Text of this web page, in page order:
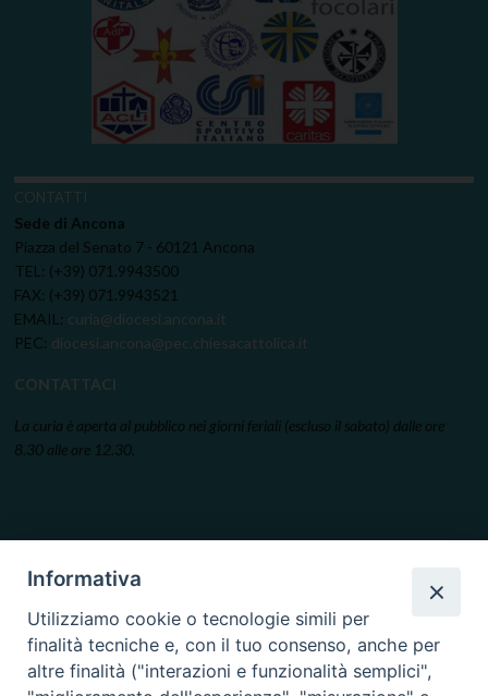
CONTATTI
Sede di Ancona
Piazza del Senato 7 - 60121 Ancona
TEL: (+39) 071.9943500
FAX: (+39) 071.9943521
EMAIL: curia@diocesi.ancona.it
PEC: diocesi.ancona@pec.chiesacattolica.it
CONTATTACI
La curia è aperta al pubblico nei giorni feriali (escluso il sabato) dalle ore
8.30 alle ore 12.30.
Informativa
Utilizziamo cookie o tecnologie simili per
finalità tecniche e, con il tuo consenso, anche per
altre finalità ("interazioni e funzionalità semplici",